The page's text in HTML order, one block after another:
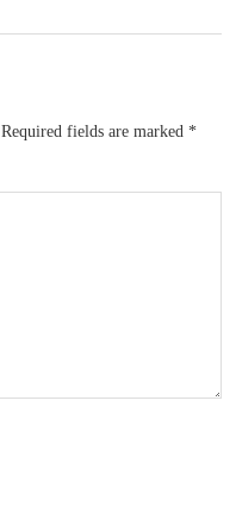
Required fields are marked *